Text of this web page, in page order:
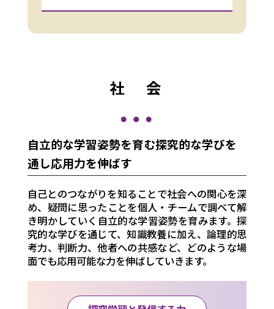
社 会
自立的な学習姿勢を育む探究的な学びを
通し応用力を伸ばす
自己とのつながりを知ることで社会への関心を深
め、疑問に思ったことを個人・チームで調べて解
き明かしていく自立的な学習姿勢を育みます。探
究的な学びを通じて、知識教養に加え、論理的思
考力、判断力、他者への共感など、どのような場
面でも応用可能な力を伸ばしていきます。